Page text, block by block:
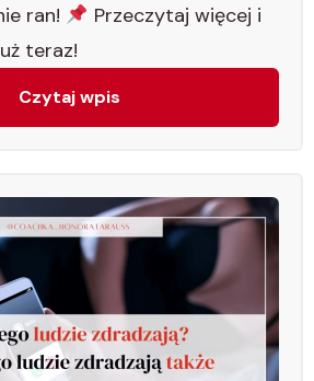
ran!
Przeczytaj więcej i
teraz!
Czytaj wpis